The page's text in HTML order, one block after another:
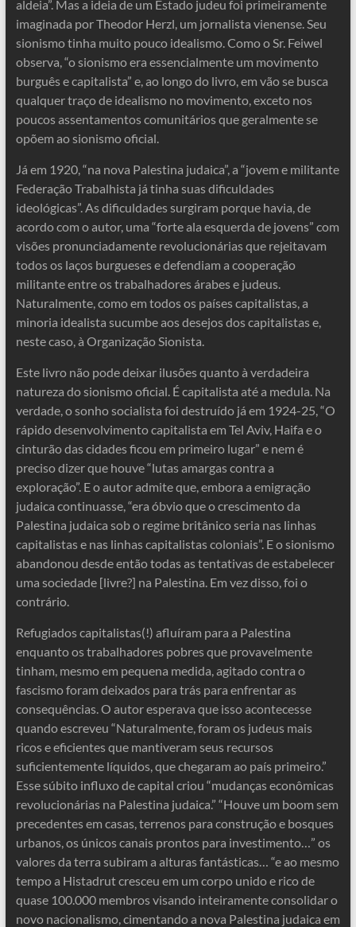
aldeia”. Mas a ideia de um Estado judeu foi primeiramente
imaginada por Theodor Herzl, um jornalista vienense. Seu
sionismo tinha muito pouco idealismo. Como o Sr. Feiwel
observa, “o sionismo era essencialmente um movimento
burguês e capitalista” e, ao longo do livro, em vão se busca
qualquer traço de idealismo no movimento, exceto nos
poucos assentamentos comunitários que geralmente se
opõem ao sionismo oficial.
Já em 1920, “na nova Palestina judaica”, a “jovem e militante
Federação Trabalhista já tinha suas dificuldades
ideológicas”. As dificuldades surgiram porque havia, de
acordo com o autor, uma “forte ala esquerda de jovens” com
visões pronunciadamente revolucionárias que rejeitavam
todos os laços burgueses e defendiam a cooperação
militante entre os trabalhadores árabes e judeus.
Naturalmente, como em todos os países capitalistas, a
minoria idealista sucumbe aos desejos dos capitalistas e,
neste caso, à Organização Sionista.
Este livro não pode deixar ilusões quanto à verdadeira
natureza do sionismo oficial. É capitalista até a medula. Na
verdade, o sonho socialista foi destruído já em 1924-25, “O
rápido desenvolvimento capitalista em Tel Aviv, Haifa e o
cinturão das cidades ficou em primeiro lugar” e nem é
preciso dizer que houve “lutas amargas contra a
exploração”. E o autor admite que, embora a emigração
judaica continuasse, “era óbvio que o crescimento da
Palestina judaica sob o regime britânico seria nas linhas
capitalistas e nas linhas capitalistas coloniais”. E o sionismo
abandonou desde então todas as tentativas de estabelecer
uma sociedade [livre?] na Palestina. Em vez disso, foi o
contrário.
Refugiados capitalistas(!) afluíram para a Palestina
enquanto os trabalhadores pobres que provavelmente
tinham, mesmo em pequena medida, agitado contra o
fascismo foram deixados para trás para enfrentar as
consequências. O autor esperava que isso acontecesse
quando escreveu “Naturalmente, foram os judeus mais
ricos e eficientes que mantiveram seus recursos
suficientemente líquidos, que chegaram ao país primeiro.”
Esse súbito influxo de capital criou “mudanças econômicas
revolucionárias na Palestina judaica.” “Houve um boom sem
precedentes em casas, terrenos para construção e bosques
urbanos, os únicos canais prontos para investimento…” os
valores da terra subiram a alturas fantásticas… “e ao mesmo
tempo a Histadrut cresceu em um corpo unido e rico de
quase 100.000 membros visando inteiramente consolidar o
novo nacionalismo, cimentando a nova Palestina judaica em